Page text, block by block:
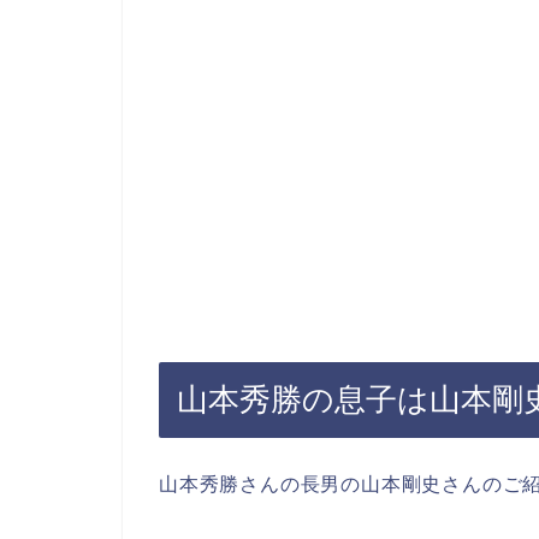
山本秀勝の息子は山本剛
山本秀勝さんの長男の山本剛史さんのご